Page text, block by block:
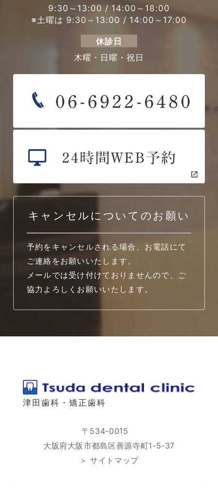
9:30～13:00 / 14:00～18:00
※土曜は 9:30～13:00 / 14:00～17:00
休診日
木曜・日曜・祝日
キャンセルについてのお願い
予約をキャンセルされる場合、お電話にて
ご連絡をお願いいたします。
メールでは受け付けておりませんので、ご
協力よろしくお願いいたします。
津田歯科・矯正歯科
〒534-0015
大阪府大阪市都島区善源寺町1-5-37
＞ サイトマップ